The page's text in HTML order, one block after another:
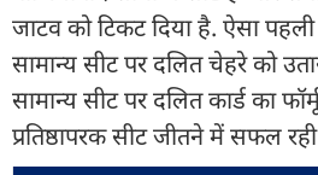
जाटव को टिकट दिया है. ऐसा पहली
सामान्य सीट पर दलित चेहरे को
सामान्य सीट पर दलित कार्ड का
प्रतिष्ठापरक सीट जीतने में सफल